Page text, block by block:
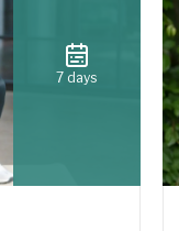
7 days